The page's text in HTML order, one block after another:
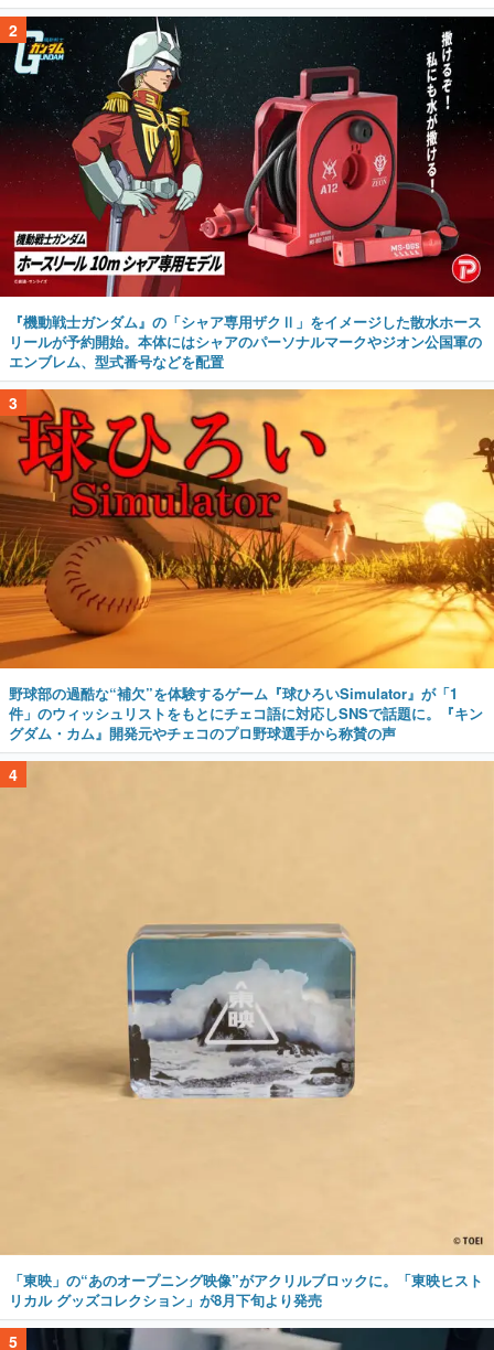
2
『機動戦士ガンダム』の「シャア専用ザクⅡ」をイメージした散水ホース
リールが予約開始。本体にはシャアのパーソナルマークやジオン公国軍の
エンブレム、型式番号などを配置
3
野球部の過酷な“補欠”を体験するゲーム『球ひろいSimulator』が「1
件」のウィッシュリストをもとにチェコ語に対応しSNSで話題に。『キン
グダム・カム』開発元やチェコのプロ野球選手から称賛の声
4
「東映」の“あのオープニング映像”がアクリルブロックに。「東映ヒスト
リカル グッズコレクション」が8月下旬より発売
5